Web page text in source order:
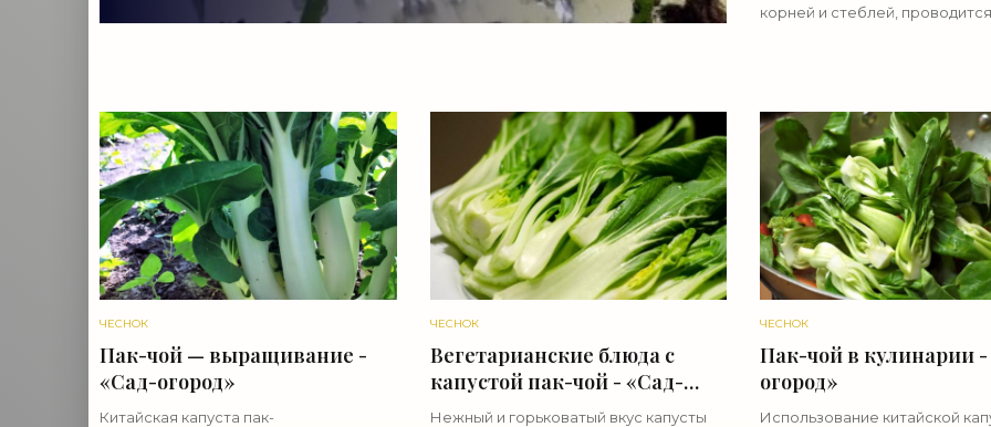
корней и стеблей,
ЧЕСНОК
Пак-чой — выращивание -
«Сад-огород»
Китайская капуста пак-
ЧЕСНОК
Вегетарианские блюда с
капустой пак-чой - «Сад-
огород»
Нежный и горьковатый вкус капусты
ЧЕСНОК
Пак-чой в кулинарии
огород»
Использование китайской